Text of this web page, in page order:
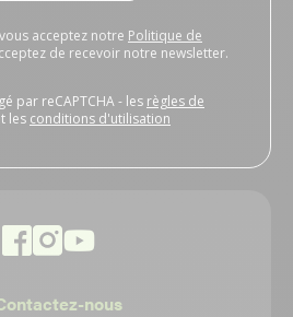
acceptez notre Politique de
de recevoir notre newsletter.
par reCAPTCHA - les règles de
les conditions d'utilisation
nous